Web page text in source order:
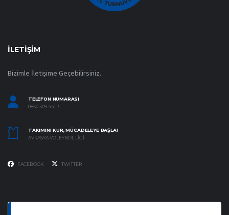
İLETIŞIM
Bizimle İletişime Geçebilirsiniz.
TELEFON NUMARASI
0850 309 44 13
TAKIMINI KUR, MÜCADELEYE BAŞLA!
AVRASYA VOLEYBOL LIGI
FACEBOOK TWITTER